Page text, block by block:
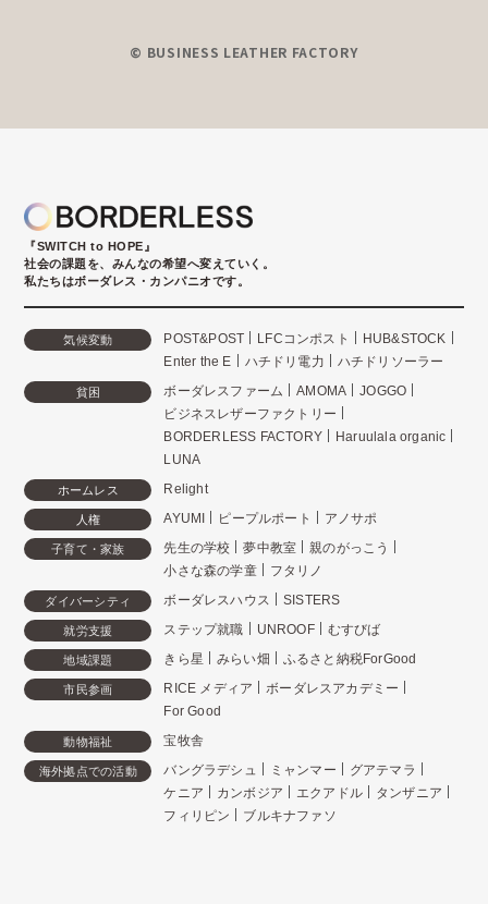
© BUSINESS LEATHER FACTORY
『SWITCH to HOPE』
社会の課題を、みんなの希望へ変えていく。
私たちはボーダレス・カンパニオです。
気候変動 POST&POST LFCコンポスト
HUB&STOCK
Enter the E
ハチドリ電力 ハチドリソーラー
貧困 ボーダレスファーム AMOMA
JOGGO
ビジネスレザーファクトリー
BORDERLESS FACTORY
Haruulala organic
LUNA
ホームレス Relight
人権 AYUMI ピープルポート アノサポ
子育て・家族 先生の学校 夢中教室
親のがっこう
小さな森の学童
フタリノ
ダイバーシティ ボーダレスハウス SISTERS
就労支援 ステップ就職 UNROOF むすびば
地域課題 きら星 みらい畑 ふるさと納税ForGood
市民参画 RICE メディア
ボーダレスアカデミー
For Good
動物福祉 宝牧舎
海外拠点での活動 バングラデシュ ミャンマー
グアテマラ
ケニア
カンボジア エクアドル
タンザニア
フィリピン
ブルキナファソ